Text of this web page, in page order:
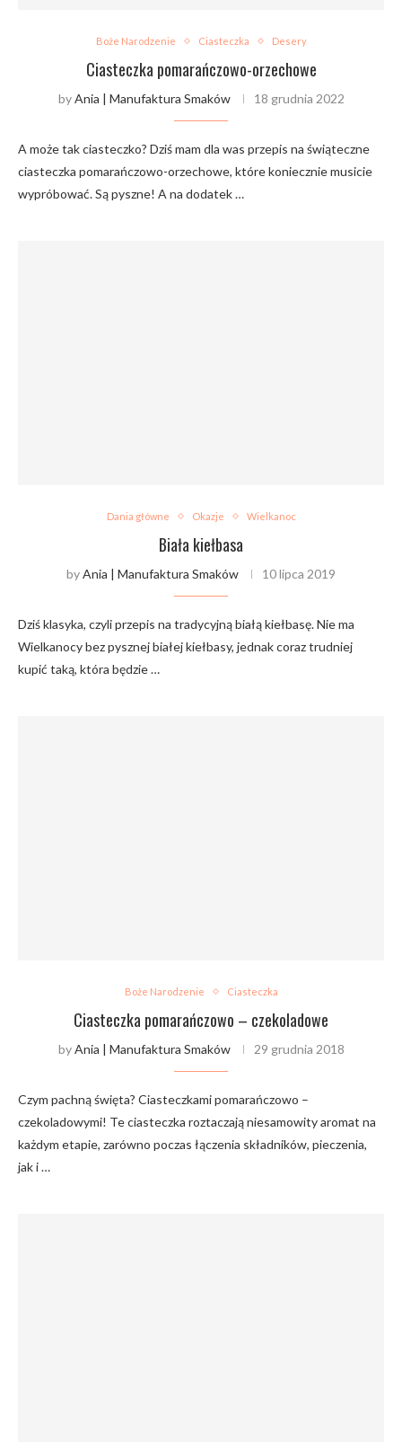
Boże Narodzenie Ciasteczka Desery
Ciasteczka pomarańczowo-orzechowe
byAnia | Manufaktura Smaków 18 grudnia 2022
A może tak ciasteczko? Dziś mam dla was przepis na świąteczne
ciasteczka pomarańczowo-orzechowe, które koniecznie musicie
wypróbować. Są pyszne! A na dodatek …
Dania główne Okazje Wielkanoc
Biała kiełbasa
byAnia | Manufaktura Smaków 10 lipca 2019
Dziś klasyka, czyli przepis na tradycyjną białą kiełbasę. Nie ma
Wielkanocy bez pysznej białej kiełbasy, jednak coraz trudniej
kupić taką, która będzie …
Boże Narodzenie Ciasteczka
Ciasteczka pomarańczowo – czekoladowe
byAnia | Manufaktura Smaków 29 grudnia 2018
Czym pachną święta? Ciasteczkami pomarańczowo –
czekoladowymi! Te ciasteczka roztaczają niesamowity aromat na
każdym etapie, zarówno poczas łączenia składników, pieczenia,
jak i …